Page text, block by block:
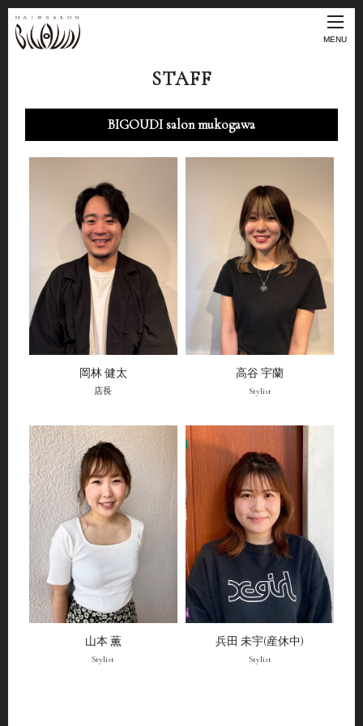
MENU
STAFF
BIGOUDI salon mukogawa
岡林 健太
店長
高谷 宇蘭
Stylist
山本 薫
Stylist
兵田 未宇(産休中)
Stylist